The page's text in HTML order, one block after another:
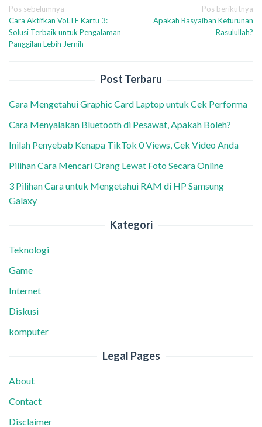
Navigasi
pos
Pos sebelumnya
Cara Aktifkan VoLTE Kartu 3:
Solusi Terbaik untuk Pengalaman
Panggilan Lebih Jernih
Pos berikutnya
Apakah Basyaiban Keturunan
Rasulullah?
Post Terbaru
Cara Mengetahui Graphic Card Laptop untuk Cek Performa
Cara Menyalakan Bluetooth di Pesawat, Apakah Boleh?
Inilah Penyebab Kenapa TikTok 0 Views, Cek Video Anda
Pilihan Cara Mencari Orang Lewat Foto Secara Online
3 Pilihan Cara untuk Mengetahui RAM di HP Samsung
Galaxy
Kategori
Teknologi
Game
Internet
Diskusi
komputer
Legal Pages
About
Contact
Disclaimer